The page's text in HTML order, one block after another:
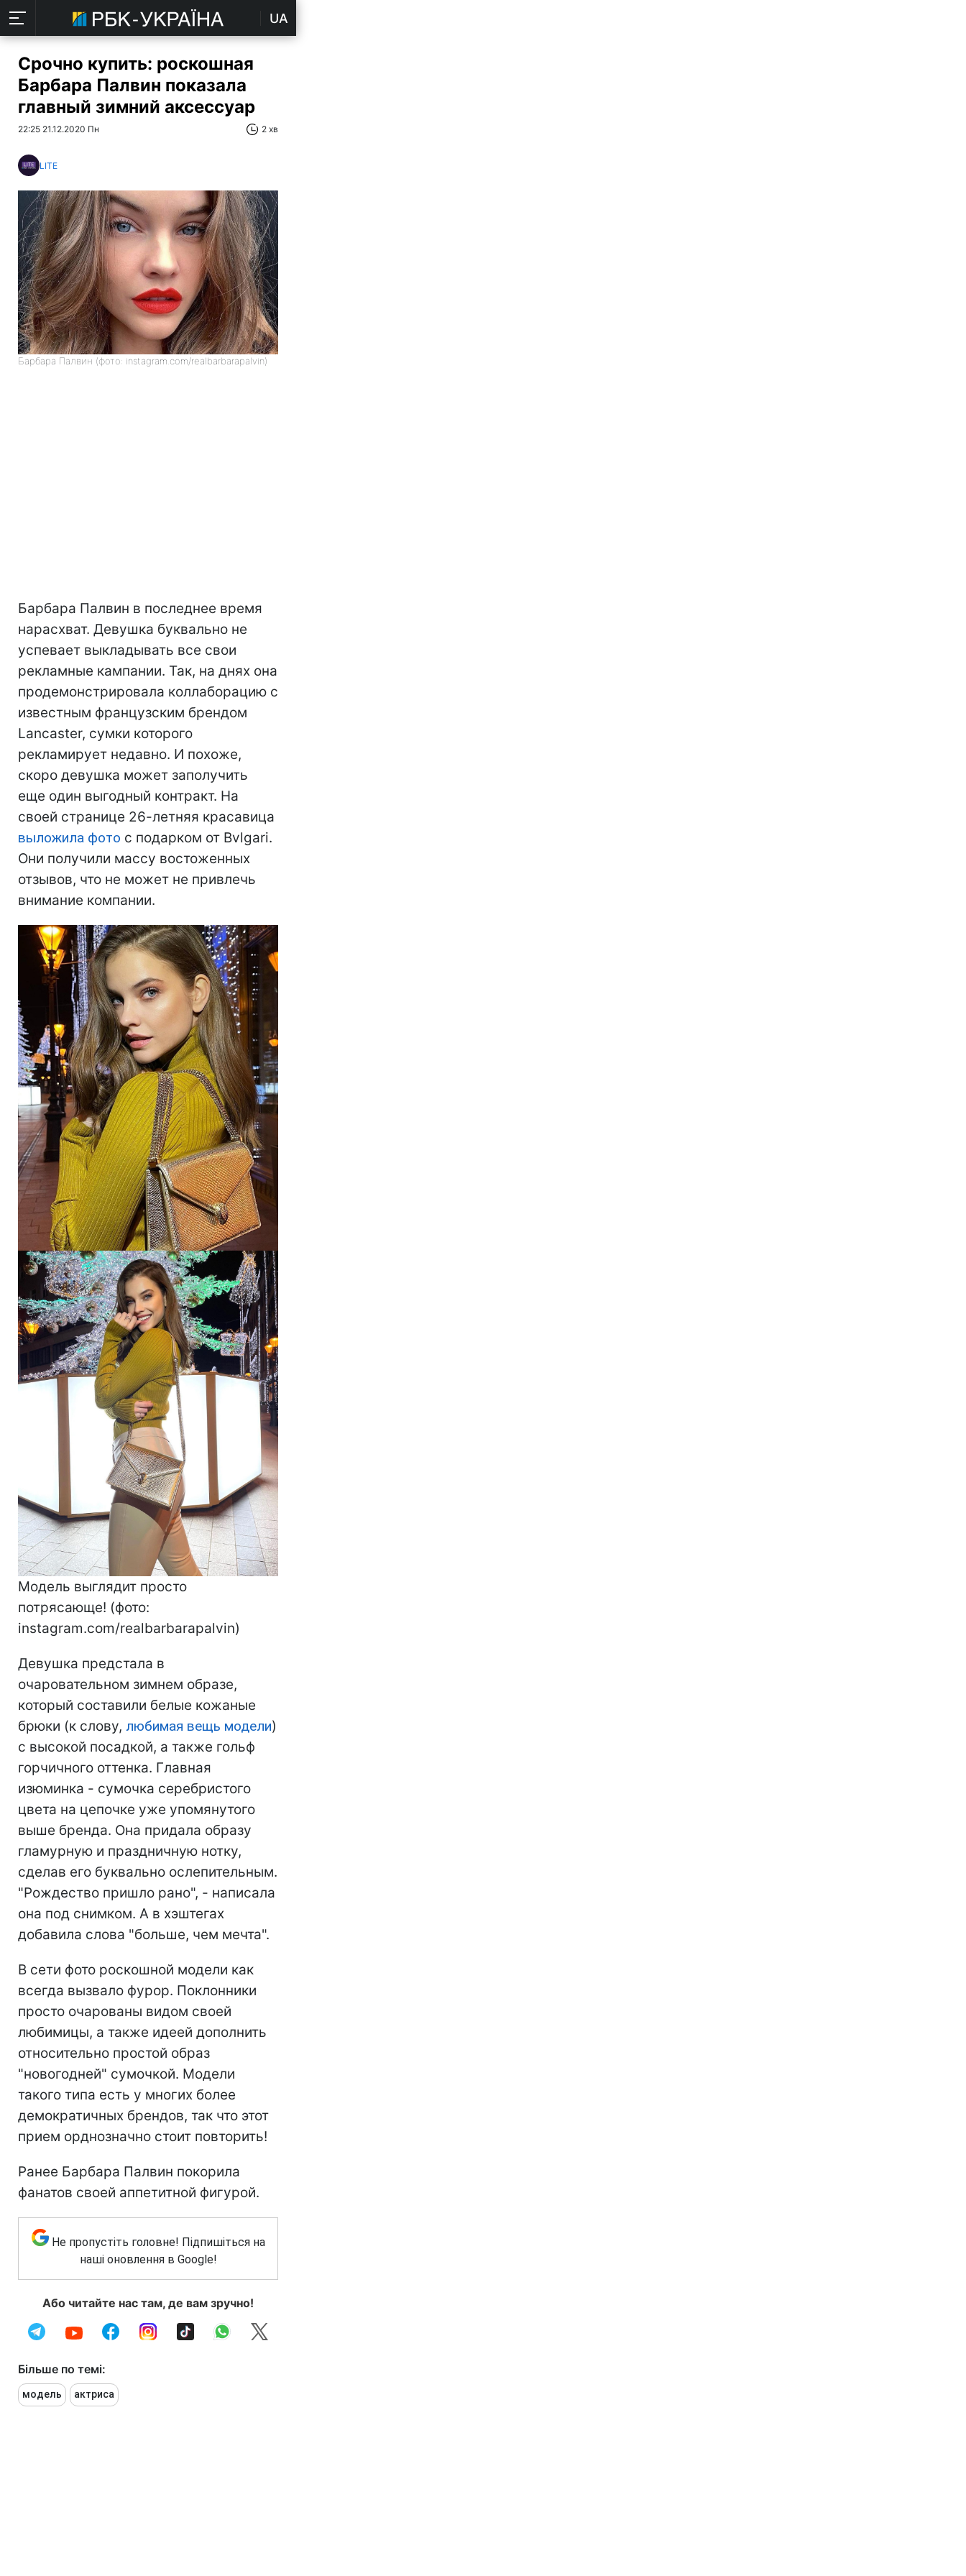
UA
Срочно купить: роскошная
Барбара Палвин показала
главный зимний аксессуар
22:25 21.12.2020 Пн 2 хв
LITE
Барбара Палвин (фото: instagram.com/realbarbarapalvin)
Барбара Палвин в последнее время
нарасхват. Девушка буквально не
успевает выкладывать все свои
рекламные кампании. Так, на днях она
продемонстрировала коллаборацию с
известным французским брендом
Lancaster, сумки которого
рекламирует недавно. И похоже,
скоро девушка может заполучить
еще один выгодный контракт. На
своей странице 26-летняя красавица
выложила фото с подарком от Bvlgari.
Они получили массу востоженных
отзывов, что не может не привлечь
внимание компании.
Модель выглядит просто
потрясающе! (фото:
instagram.com/realbarbarapalvin)
Девушка предстала в
очаровательном зимнем образе,
который составили белые кожаные
брюки (к слову, любимая вещь модели)
с высокой посадкой, а также гольф
горчичного оттенка. Главная
изюминка - сумочка серебристого
цвета на цепочке уже упомянутого
выше бренда. Она придала образу
гламурную и праздничную нотку,
сделав его буквально ослепительным.
"Рождество пришло рано", - написала
она под снимком. А в хэштегах
добавила слова "больше, чем мечта".
В сети фото роскошной модели как
всегда вызвало фурор. Поклонники
просто очарованы видом своей
любимицы, а также идеей дополнить
относительно простой образ
"новогодней" сумочкой. Модели
такого типа есть у многих более
демократичных брендов, так что этот
прием орднозначно стоит повторить!
Ранее Барбара Палвин покорила
фанатов своей аппетитной фигурой.
Не пропустіть головне! Підпишіться на
наші оновлення в Google!
Або читайте нас там, де вам зручно!
Більше по темі:
модель актриса